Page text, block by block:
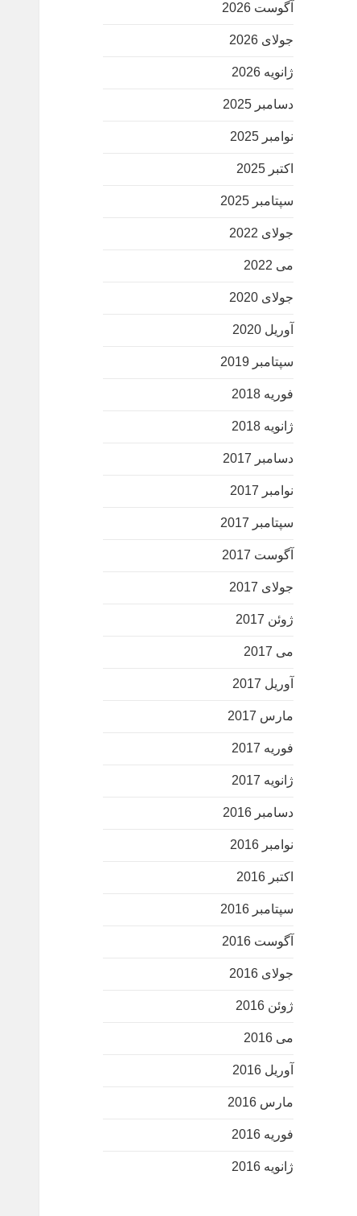
آگوست 2026
جولای 2026
ژانویه 2026
دسامبر 2025
نوامبر 2025
اکتبر 2025
سپتامبر 2025
جولای 2022
می 2022
جولای 2020
آوریل 2020
سپتامبر 2019
فوریه 2018
ژانویه 2018
دسامبر 2017
نوامبر 2017
سپتامبر 2017
آگوست 2017
جولای 2017
ژوئن 2017
می 2017
آوریل 2017
مارس 2017
فوریه 2017
ژانویه 2017
دسامبر 2016
نوامبر 2016
اکتبر 2016
سپتامبر 2016
آگوست 2016
جولای 2016
ژوئن 2016
می 2016
آوریل 2016
مارس 2016
فوریه 2016
ژانویه 2016